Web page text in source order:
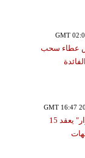
عطاء سحب
حزب التجمع الوطني للأحرار" يعقد 15